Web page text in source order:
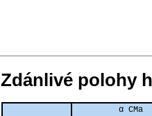
Zdánlivé polohy
α CMa